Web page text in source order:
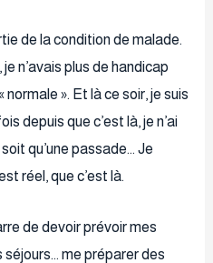
de la condition de malade.
n’avais plus de handicap
normale ». Et là ce soir, je suis
depuis que c’est là, je n’ai
qu’une passade… Je
réel, que c’est là.
de devoir prévoir mes
me préparer des